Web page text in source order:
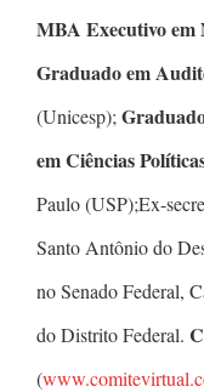
MBA Executivo
Graduado em
(Unicesp);
em Ciências
Paulo (USP);Ex-
Santo Antônio do
no Senado Federal,
do Distrito Federal.
(